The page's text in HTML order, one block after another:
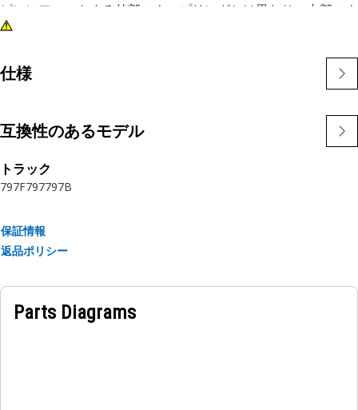
ピンにフィットする外部スナップリングとは異なり、内部スナ
ップリングはボアまたは溝の内側に取り付けられ、コンポーネ
は、ボアまたはハウジング内のコンポーネントの軸方向の動き
や変位を防ぐことですこれは保持装置として機能し、ベアリン
っかりと保持します
特長:
• 正確な仕様で製造され、耐久性、信頼性、生産性を重視して
ます
• 圧縮されたスナップリングは、ボアの溝またはくぼみに挿入
用途
仕様
互換性のあるモデル
トラック
797F797797B
保証情報
返品ポリシー
Parts Diagrams